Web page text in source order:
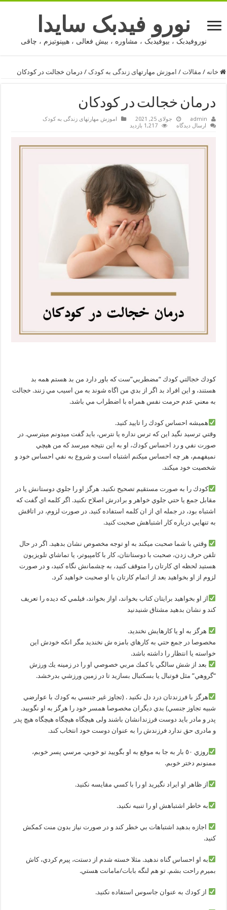
نورو فیدبک سایدا
نوروفیدبک ، بیوفیدبک ، مشاوره ، بیش فعالی ، هیپنوتیزم ، چاقی
خانه / مقالات / اموزش مهارتهای زندگی به کودک / درمان خجالت در کودکان
درمان خجالت در کودکان
admin جولای 25, 2021
اموزش مهارتهای زندگی به کودک
ارسال دیدگاه
1,217 بازدید
كودك خجالتي كودك “مضطربي”ست كه باور دارد من بد هستم همه بد
هستند، و اين افراد بد اگر از بدي من اگاه شوند به من اسيب مي زنند. خجالت
به معني عدم حرمت نفس همراه با اضطراب مي باشد.
هميشه احساس كودك را تاييد كنيد.
وقتي ترسيد نگيد اين كه ترس نداره يا نترس، بايد گفت ميدونم ميترسي. در
صورت نفي و رد احساس كودك، او به اين نتيجه ميرسد كه من هيچي
نميفهمم، هر چه احساس ميكنم اشتباه است و شروع به نفي احساس خود و
شخصيت خود ميكند.
كودك را به صورت مستقيم تصحيح نكنيد. هرگز او را جلوي دوستانش يا در
مقابل جمع يا حتي جلوي خواهر و برادرش اصلاح نكنيد. اگر كلمه اي گفت كه
اشتباه بود، در جمله اي از ان كلمه استفاده كنيد. در صورت لزوم، در اتاقش
به تنهايي درباره كار اشتباهش صحبت كنيد.
وقتي با شما صحبت ميكند به او توجه مخصوص نشان بدهيد. اگر در حال
تلفن حرف زدن، صحبت با دوستانتان، كار با كامپيوتر، يا تماشاي تلويزيون
هستيد لحظه اي كارتان را متوقف كنيد، به چشمانش نگاه كنيد، و در صورت
لزوم از او بخواهيد بعد از اتمام كارتان با او صحبت خواهيد كرد.
از او بخواهيد برايتان كتاب بخواند، اواز بخواند، فيلمي كه ديده را تعريف
كند و نشان بدهيد مشتاق شنيدنيد
هرگز به او يا كارهايش نخنديد.
مخصوصا در جمع حتي به كارهاي بامزه ش نخنديد مگر انكه خودش اين
خواسته يا انتظار را داشته باشد.
بعد از شش سالگي با كمك مربي خصوصي او را در زمينه يك ورزش
“گروهي” مثل فوتبال يا بسكتبال بسازيد تا در زمين ورزشي بدرخشد.
هرگز با فرزندتان درد دل نكنيد . (تجاوز غير جنسي به كودك با عوارضي
شبيه تجاوز جنسي) بدي ديگران مخصوصا همسر خود را هرگز به او نگوييد.
پدر و مادر باید دوست فرزندانشان باشند ولی هیچگاه هیچگاه هیچگاه هیچ پدر
و مادری حق ندارد فرزندش را به عنوان دوست خود انتخاب کند.
روزي ٥٠ بار به جا به موقع به او بگوييد تو خوبي. مرسي پسر خوبم،
ممنونم دختر خوبم.
از ظاهر او ايراد نگيريد او را با كسي مقايسه نكنيد.
به خاطر اشتباهش او را تنبيه نكنيد.
اجازه بدهيد اشتباهات بي خطر كند و در صورت نياز بدون منت كمكش
كنيد.
به او احساس گناه ندهيد. مثلا خسته شدم از دستت، پيرم كردي، كاش
بميرم راحت بشم. تو هم لنگه بابات/مامانت هستي.
از كودك به عنوان جاسوس استفاده نكنيد.